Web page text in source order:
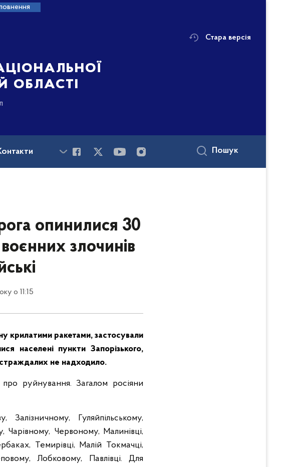
області
Стара версія
Пошук
опинилися 30
злочинів
о 11:15
крилатими ракетами, застосували
населені пункти Запорізького,
не надходило.
руйнування. Загалом росіяни
Гуляйпільському,
Чарівному, Червоному, Малинівці,
Темирівці, Малій Токмачці,
Лобковому, Павлівці. Для